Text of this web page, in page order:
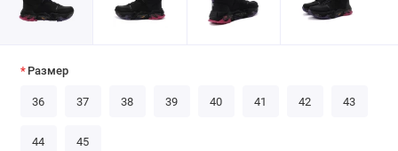
Размер
36 37 38 39 40 41 42 43
44 45